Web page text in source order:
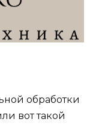
обработки
вот такой